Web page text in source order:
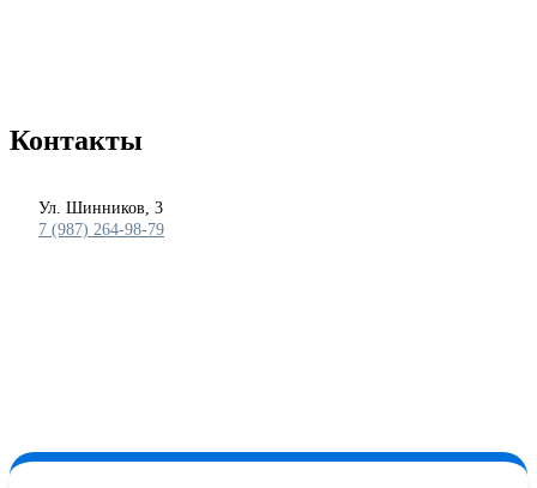
Контакты
Ул. Шинников, 3
7 (987) 264-98-79